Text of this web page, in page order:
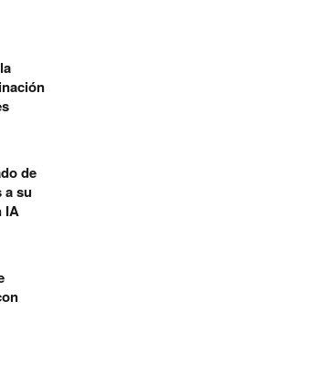
de
a su
IA